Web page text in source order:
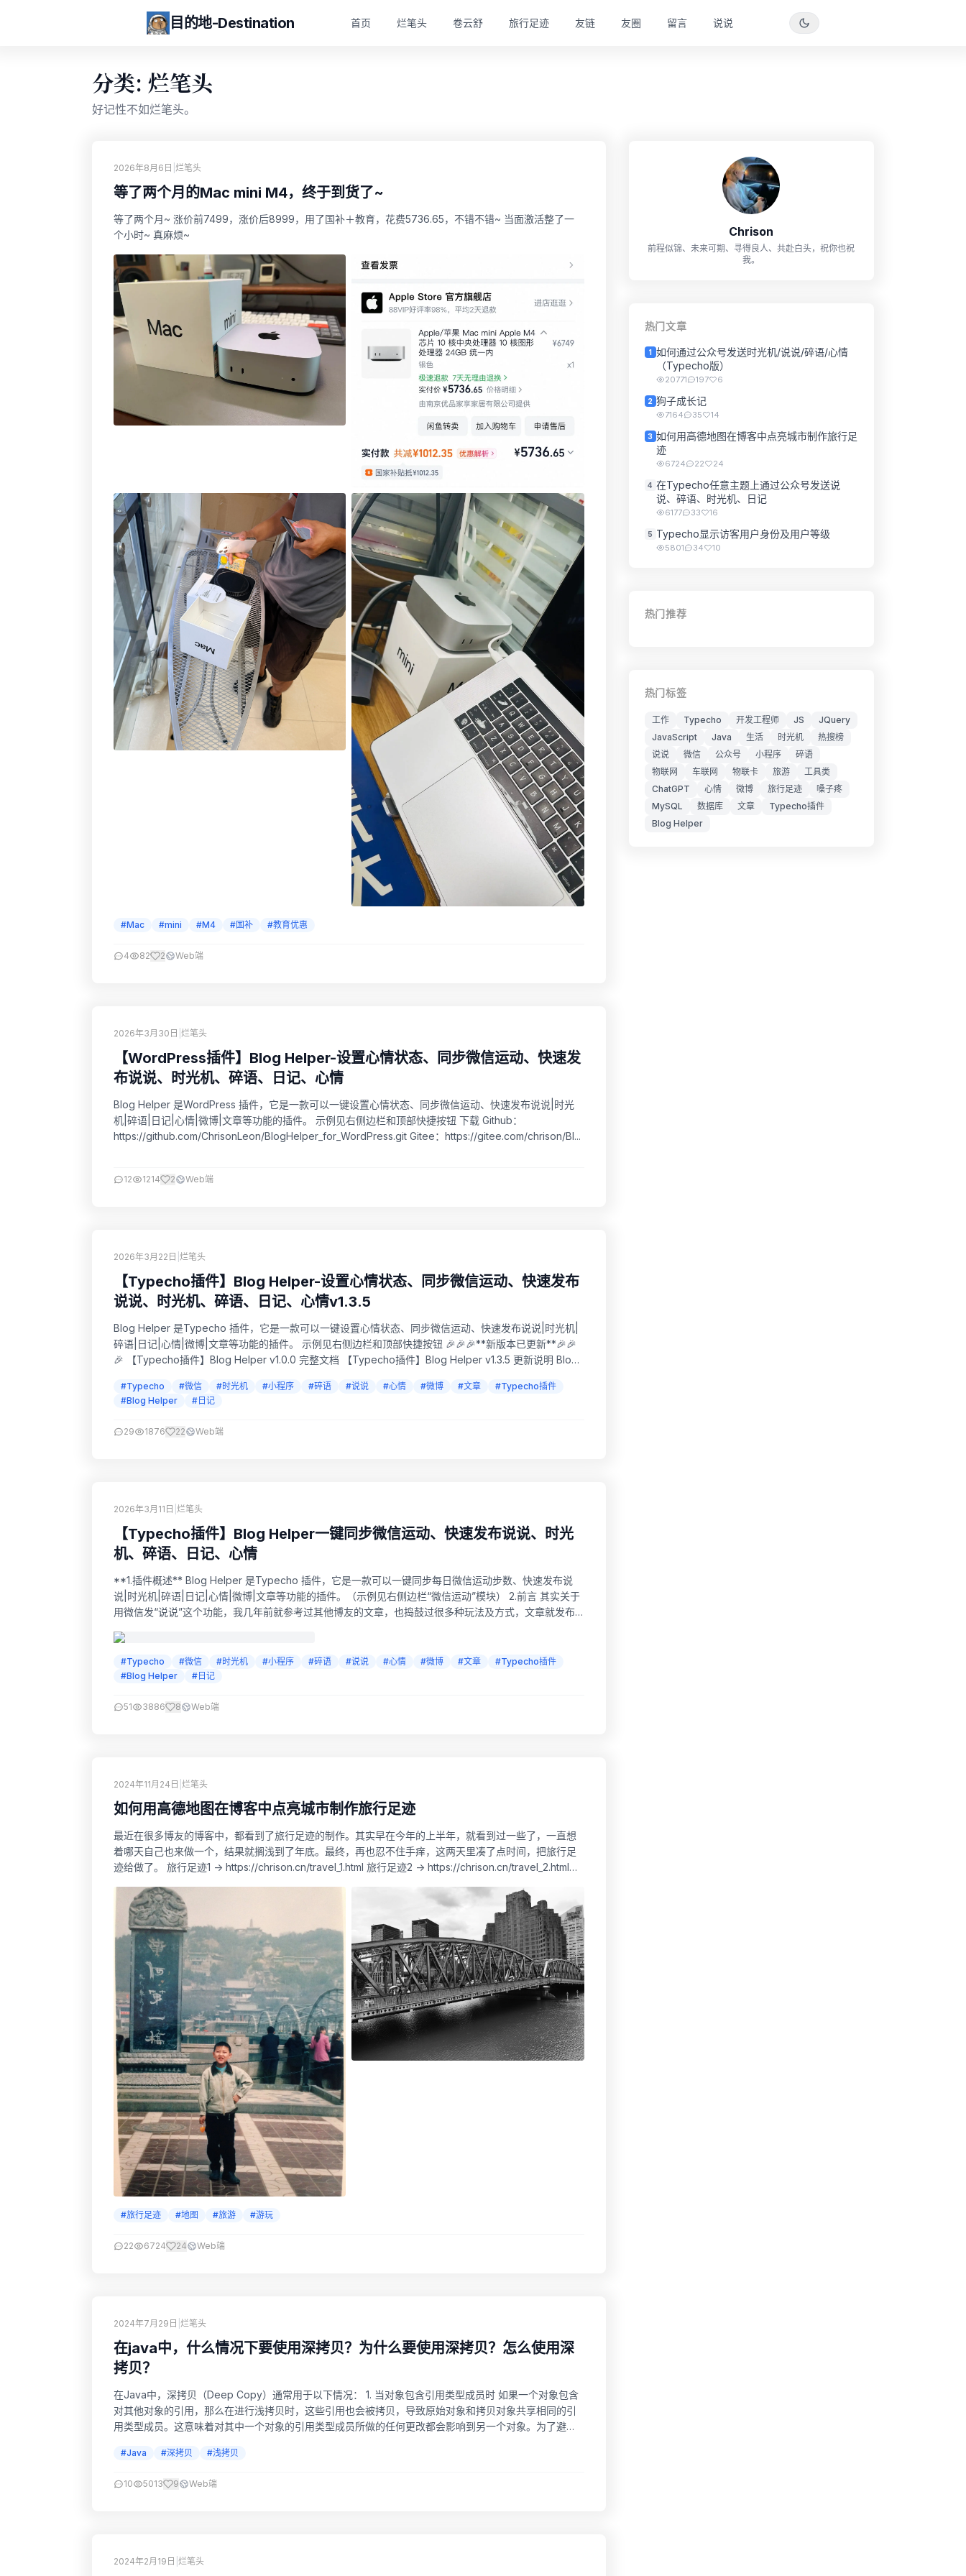
目的地-Destination 首页 烂笔头 卷云舒 旅行足迹 友链 友圈 留言 说说
分类: 烂笔头
好记性不如烂笔头。
2026年8月6日 烂笔头
等了两个月的Mac mini M4，终于到货了~
等了两个月~ 涨价前7499，涨价后8999，用了国补＋教育，花费5736.65，不错不错~ 当面激活整了一
个小时~ 真麻烦~
#Mac #mini #M4 #国补 #教育优惠
4 82 2 Web端
2026年3月30日 烂笔头
【WordPress插件】Blog Helper-设置心情状态、同步微信运动、快速发
布说说、时光机、碎语、日记、心情
Blog Helper 是WordPress 插件，它是一款可以一键设置心情状态、同步微信运动、快速发布说说|时光
机|碎语|日记|心情|微博|文章等功能的插件。 示例见右侧边栏和顶部快捷按钮 下载 Github：
https://github.com/ChrisonLeon/BlogHelper_for_WordPress.git Gitee：https://gitee.com/chrison/Bl...
12 1214 2 Web端
2026年3月22日 烂笔头
【Typecho插件】Blog Helper-设置心情状态、同步微信运动、快速发布
说说、时光机、碎语、日记、心情v1.3.5
Blog Helper 是Typecho 插件，它是一款可以一键设置心情状态、同步微信运动、快速发布说说|时光机|
碎语|日记|心情|微博|文章等功能的插件。 示例见右侧边栏和顶部快捷按钮 🎉🎉🎉**新版本已更新**🎉🎉
🎉 【Typecho插件】Blog Helper v1.0.0 完整文档 【Typecho插件】Blog Helper v1.3.5 更新说明 Blog
#Typecho #微信 #时光机 #小程序 #碎语 #说说 #心情 #微博 #文章
#Typecho插件
#Blog Helper
#日记
29 1876 22 Web端
2026年3月11日 烂笔头
【Typecho插件】Blog Helper一键同步微信运动、快速发布说说、时光
机、碎语、日记、心情
**1.插件概述** Blog Helper 是Typecho 插件，它是一款可以一键同步每日微信运动步数、快速发布说
说|时光机|碎语|日记|心情|微博|文章等功能的插件。（示例见右侧边栏“微信运动”模块） 2.前言 其实关于
用微信发“说说”这个功能，我几年前就参考过其他博友的文章，也捣鼓过很多种玩法及方式，文章就发布
#Typecho #微信 #时光机 #小程序 #碎语 #说说 #心情 #微博 #文章
#Typecho插件
#Blog Helper
#日记
51 3886 8 Web端
2024年11月24日 烂笔头
如何用高德地图在博客中点亮城市制作旅行足迹
最近在很多博友的博客中，都看到了旅行足迹的制作。其实早在今年的上半年，就看到过一些了，一直想
着哪天自己也来做一个，结果就搁浅到了年底。最终，再也忍不住手痒，这两天里凑了点时间，把旅行足
迹给做了。 旅行足迹1 -> https://chrison.cn/travel_1.html 旅行足迹2 -> https://chrison.cn/travel_2.html
#旅行足迹 #地图 #旅游 #游玩
22 6724 24 Web端
2024年7月29日 烂笔头
在java中，什么情况下要使用深拷贝？为什么要使用深拷贝？怎么使用深
拷贝？
在Java中，深拷贝（Deep Copy）通常用于以下情况： 1. 当对象包含引用类型成员时 如果一个对象包含
对其他对象的引用，那么在进行浅拷贝时，这些引用也会被拷贝，导致原始对象和拷贝对象共享相同的引
用类型成员。这意味着对其中一个对象的引用类型成员所做的任何更改都会影响到另一个对象。为了避免
态不会...
#Java #深拷贝 #浅拷贝
10 5013 9 Web端
2024年2月19日 烂笔头
Chrison
前程似锦、未来可期、寻得良人、共赴白头，祝你也祝
我。
热门文章
1 如何通过公众号发送时光机/说说/碎语/心情
（Typecho版）
20771 197 6
2 狗子成长记
7164 35 14
3 如何用高德地图在博客中点亮城市制作旅行足
迹
6724 22 24
4 在Typecho任意主题上通过公众号发送说
说、碎语、时光机、日记
6177 33 16
5 Typecho显示访客用户身份及用户等级
5801 34 10
热门推荐
热门标签
工作 Typecho 开发工程师 JS
JQuery
JavaScript
Java 生活 时光机
热搜榜
说说
微信 公众号 小程序
碎语
物联网
车联网 物联卡 旅游
工具类
ChatGPT
心情 微博 旅行足迹
嗓子疼
MySQL
数据库 文章
Typecho插件
Blog Helper